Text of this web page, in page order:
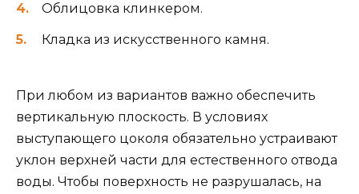
Облицовка клинкером.
Кладка из искусственного камня.
При любом из вариантов важно обеспечить
вертикальную плоскость. В условиях
выступающего цоколя обязательно устраивают
уклон верхней части для естественного отвода
воды. Чтобы поверхность не разрушалась, на